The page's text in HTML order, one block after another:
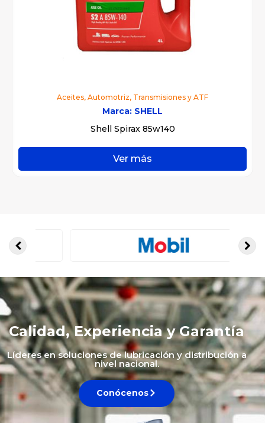
Aceites, Automotriz, Transmisiones y ATF
Marca: SHELL
Shell Spirax 85w140
Ver más
Calidad, Experiencia y Garantía
Líderes en soluciones de lubricación y distribución a
nivel nacional.
Conócenos